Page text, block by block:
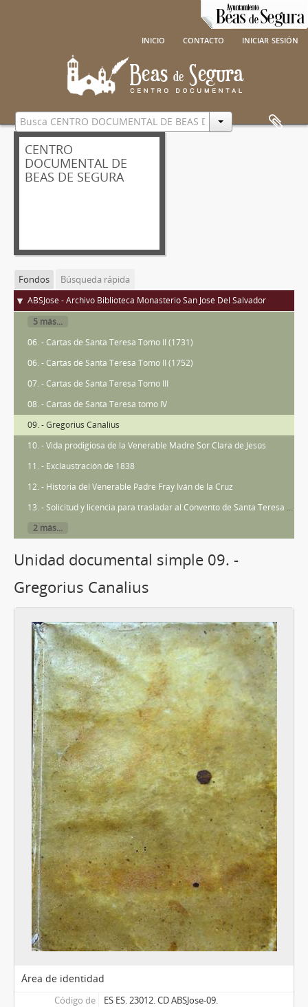
inicio contacto iniciar sesión
CENTRO
DOCUMENTAL DE
BEAS DE SEGURA
Fondos Búsqueda rápida
ABSJose - Archivo Biblioteca Monasterio San José Del Salvador
5 más...
06. - Cartas de Santa Teresa Tomo II (1731)
06. - Cartas de Santa Teresa Tomo II (1752)
07. - Cartas de Santa Teresa Tomo III
08. - Cartas de Santa Teresa tomo IV
09. - Gregorius Canalius
10. - Vida prodigiosa de la Venerable Madre Sor Clara de Jesús
11. - Exclaustración de 1838
12. - Historia del Venerable Padre Fray Iván de la Cruz
13. - Solicitud y licencia para trasladar al Convento de Santa Teresa de Jesús Carmelitas descalzas de Jaén los restos mortales de las Venerables Son María de San José, Marcela del Santísimo Sacramento y Luisa del Salvador que existieron en el de esta villa
2 más...
Unidad documental simple 09. -
Gregorius Canalius
Área de identidad
Código de
ES ES. 23012. CD ABSJose-09.